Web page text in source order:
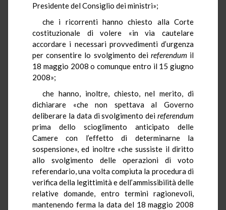
Presidente del Consiglio dei ministri»;
che i ricorrenti hanno chiesto alla Corte
costituzionale di volere «in via cautelare
accordare i necessari provvedimenti d’urgenza
per consentire lo svolgimento dei referendum il
18 maggio 2008 o comunque entro il 15 giugno
2008»;
che hanno, inoltre, chiesto, nel merito, di
dichiarare «che non spettava al Governo
deliberare la data di svolgimento dei referendum
prima dello scioglimento anticipato delle
Camere con l’effetto di determinarne la
sospensione», ed inoltre «che sussiste il diritto
allo svolgimento delle operazioni di voto
referendario, una volta compiuta la procedura di
verifica della legittimità e dell’ammissibilità delle
relative domande, entro termini ragionevoli,
mantenendo ferma la data del 18 maggio 2008